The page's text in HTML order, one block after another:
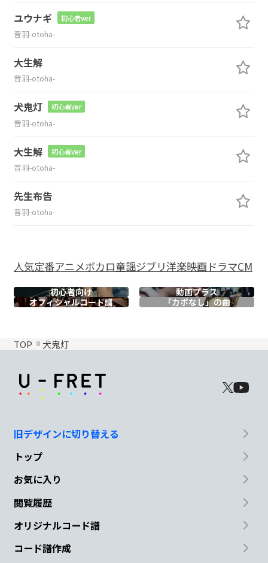
ユウナギ 初心者ver
音羽-otoha-
大生解
音羽-otoha-
犬鬼灯 初心者ver
音羽-otoha-
大生解 初心者ver
音羽-otoha-
先生布告
音羽-otoha-
人気定番アニメボカロ童謡ジブリ洋楽映画ドラマCM
初心者向け
動画プラス
オフィシャルコード譜 「カポなし」の曲
TOP 犬鬼灯
旧デザインに切り替える
トップ
お気に入り
閲覧履歴
オリジナルコード譜
コード譜作成